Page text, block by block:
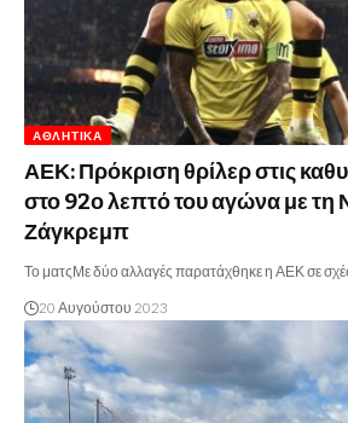
ΑΘΛΗΤΙΚΆ
ΑΕΚ: Πρόκριση θρίλερ στις
στο 92ο λεπτό του αγώνα με τη
Ζάγκρεμπ
Το ματςΜε δύο αλλαγές παρατάχθηκε η ΑΕΚ σε
20 Αυγούστου 2023